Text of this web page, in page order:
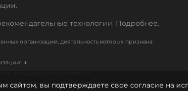
технологии. Подробнее.
организаций, деятельность которых признана
↓
признанных террористическими↓
вы подтверждаете свое согласие на